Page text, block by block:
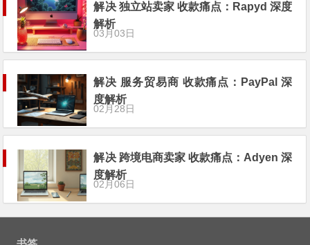
解决 独立站卖家 收款痛点：Rapyd 深度
解析
03月03日
解决 服务贸易商 收款痛点：PayPal 深
度解析
02月28日
解决 跨境电商卖家 收款痛点：Adyen 深
度解析
02月06日